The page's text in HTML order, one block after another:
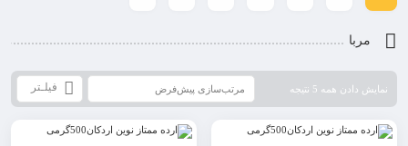
مربا
فیلـتر نمایش دادن همه 5 نتیجه